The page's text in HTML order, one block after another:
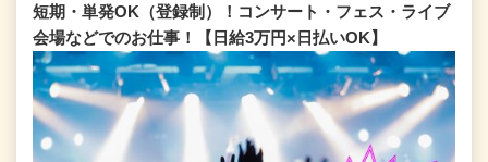
短期・単発OK（登録制）！コンサート・フェス・ライブ
会場などでのお仕事！【日給3万円×日払いOK】